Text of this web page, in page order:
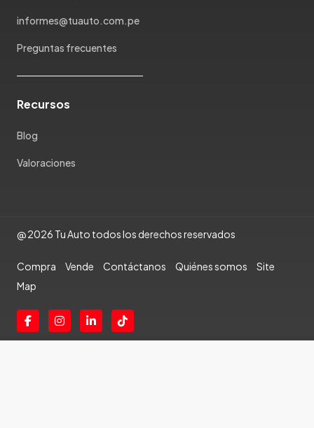
informes@tuauto.com.pe
Preguntas frecuentes
Recursos
Blog
Valoraciones
@ 2026 Tu Auto todos los derechos reservados
Compra Vende Contáctanos Quiénes somos
Site
Map